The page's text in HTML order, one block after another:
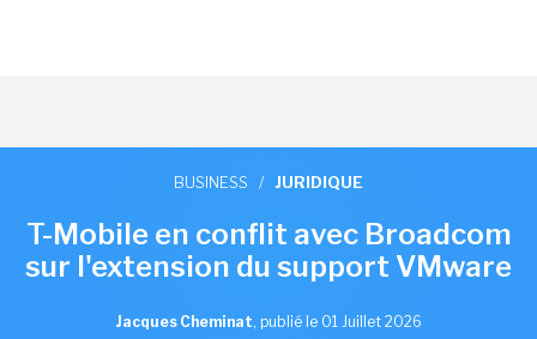
BUSINESS / JURIDIQUE
T-Mobile en conflit avec Broadcom
sur l'extension du support VMware
Jacques Cheminat, publié le 01 Juillet 2026